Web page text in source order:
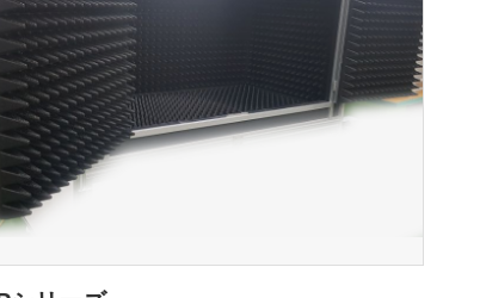
テストソリューション